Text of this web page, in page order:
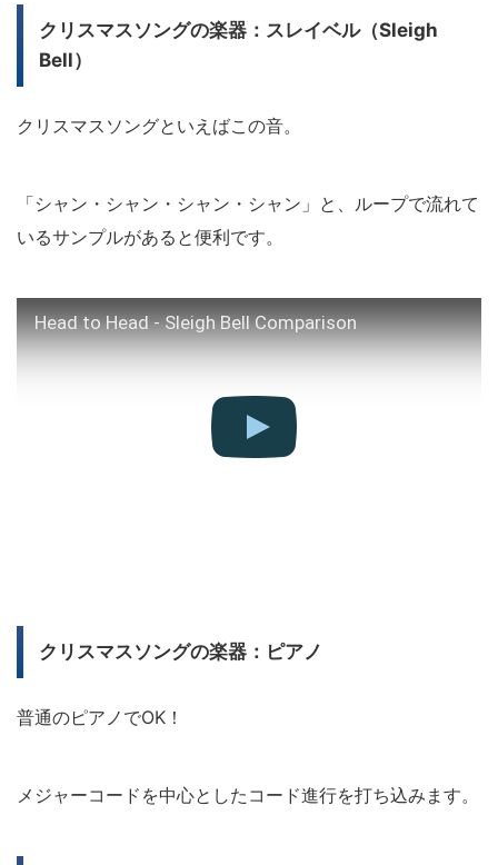
クリスマスソングの楽器：スレイベル（Sleigh
Bell）
クリスマスソングといえばこの音。
「シャン・シャン・シャン・シャン」と、ループで流れて
いるサンプルがあると便利です。
Head to Head - Sleigh Bell Comparison
クリスマスソングの楽器：ピアノ
普通のピアノでOK！
メジャーコードを中心としたコード進行を打ち込みます。